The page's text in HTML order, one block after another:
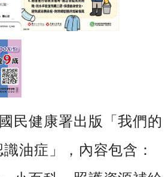
民健康署出版「我們的
油症」，內容包含：